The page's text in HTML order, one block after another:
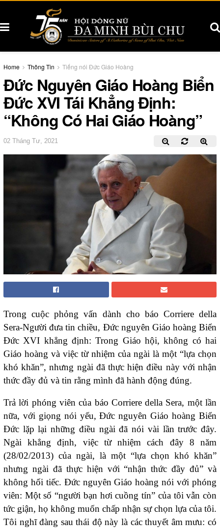
Home Thông Tin Tiếng nói Đức Giáo Hoàng
Đức Nguyên Giáo Hoàng Biển
Đức XVI Tái Khẳng Định:
“Không Có Hai Giáo Hoàng”
02 Tháng Tư, 2021
Trong cuộc phỏng vấn dành cho báo Corriere della
Sera-Người đưa tin chiều, Đức nguyên Giáo hoàng Biển
Đức XVI khẳng định: Trong Giáo hội, không có hai
Giáo hoàng và việc từ nhiệm của ngài là một “lựa chọn
khó khăn”, nhưng ngài đã thực hiện điều này với nhận
thức đầy đủ và tin rằng mình đã hành động đúng.
Trả lời phóng viên của báo Corriere della Sera, một lần
nữa, với giọng nói yếu, Đức nguyên Giáo hoàng Biển
Đức lặp lại những điều ngài đã nói vài lần trước đây.
Ngài khẳng định, việc từ nhiệm cách đây 8 năm
(28/02/2013) của ngài, là một “lựa chọn khó khăn”
nhưng ngài đã thực hiện với “nhận thức đầy đủ” và
không hối tiếc. Đức nguyên Giáo hoàng nói với phóng
viên: Một số “người bạn hơi cuồng tín” của tôi vẫn còn
tức giận, họ không muốn chấp nhận sự chọn lựa của tôi.
Tôi nghĩ đàng sau thái độ này là các thuyết âm mưu: có